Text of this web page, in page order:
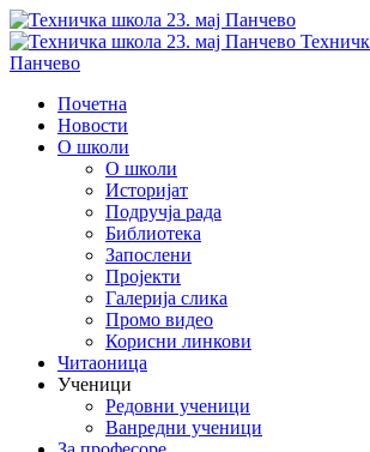
Панчево
Почетна
Новости
О школи
О школи
Историјат
Подручја рада
Библиотека
Запослени
Пројекти
Галерија слика
Промо видео
Корисни линкови
Читаоница
Ученици
Редовни ученици
Ванредни ученици